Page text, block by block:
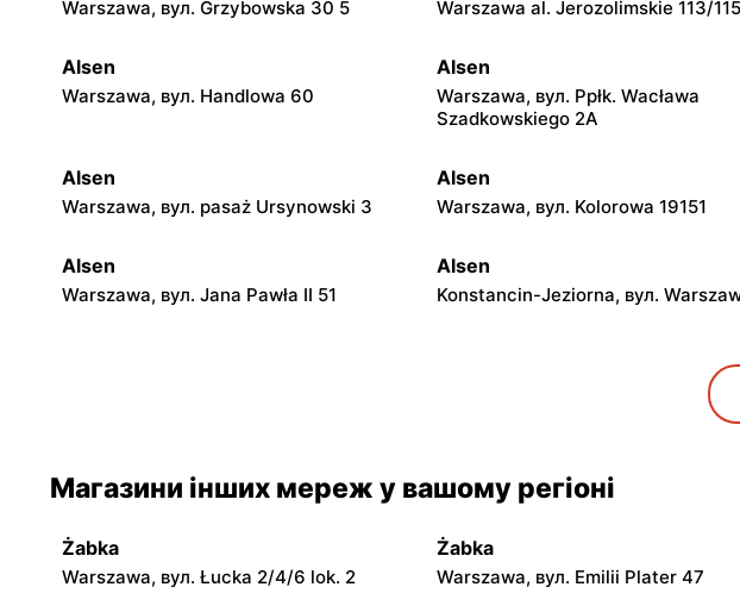
Warszawa, вул. Grzybowska 30 5 Warszawa al. Jerozolimskie 113/115
Alsen
Warszawa, вул. Handlowa 60
Alsen
Warszawa, вул. Ppłk. Wacława
Szadkowskiego 2A
Alsen
Warszawa, вул. pasaż Ursynowski 3
Alsen
Warszawa, вул. Kolorowa 19151
Alsen
Warszawa, вул. Jana Pawła II 51
Alsen
Konstancin-Jeziorna, вул.
Alsen
5/U3
Alsen
Магазини інших мереж у вашому регіоні
Żabka
Warszawa, вул. Łucka 2/4/6 lok. 2
Żabka
Warszawa, вул. Emilii Plater 47